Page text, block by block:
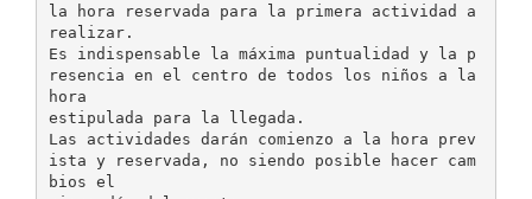
la hora reservada para la primera actividad a
realizar.
Es indispensable la máxima puntualidad y la p
resencia en el centro de todos los niños a la
hora
estipulada para la llegada.
Las actividades darán comienzo a la hora prev
ista y reservada, no siendo posible hacer cam
bios el